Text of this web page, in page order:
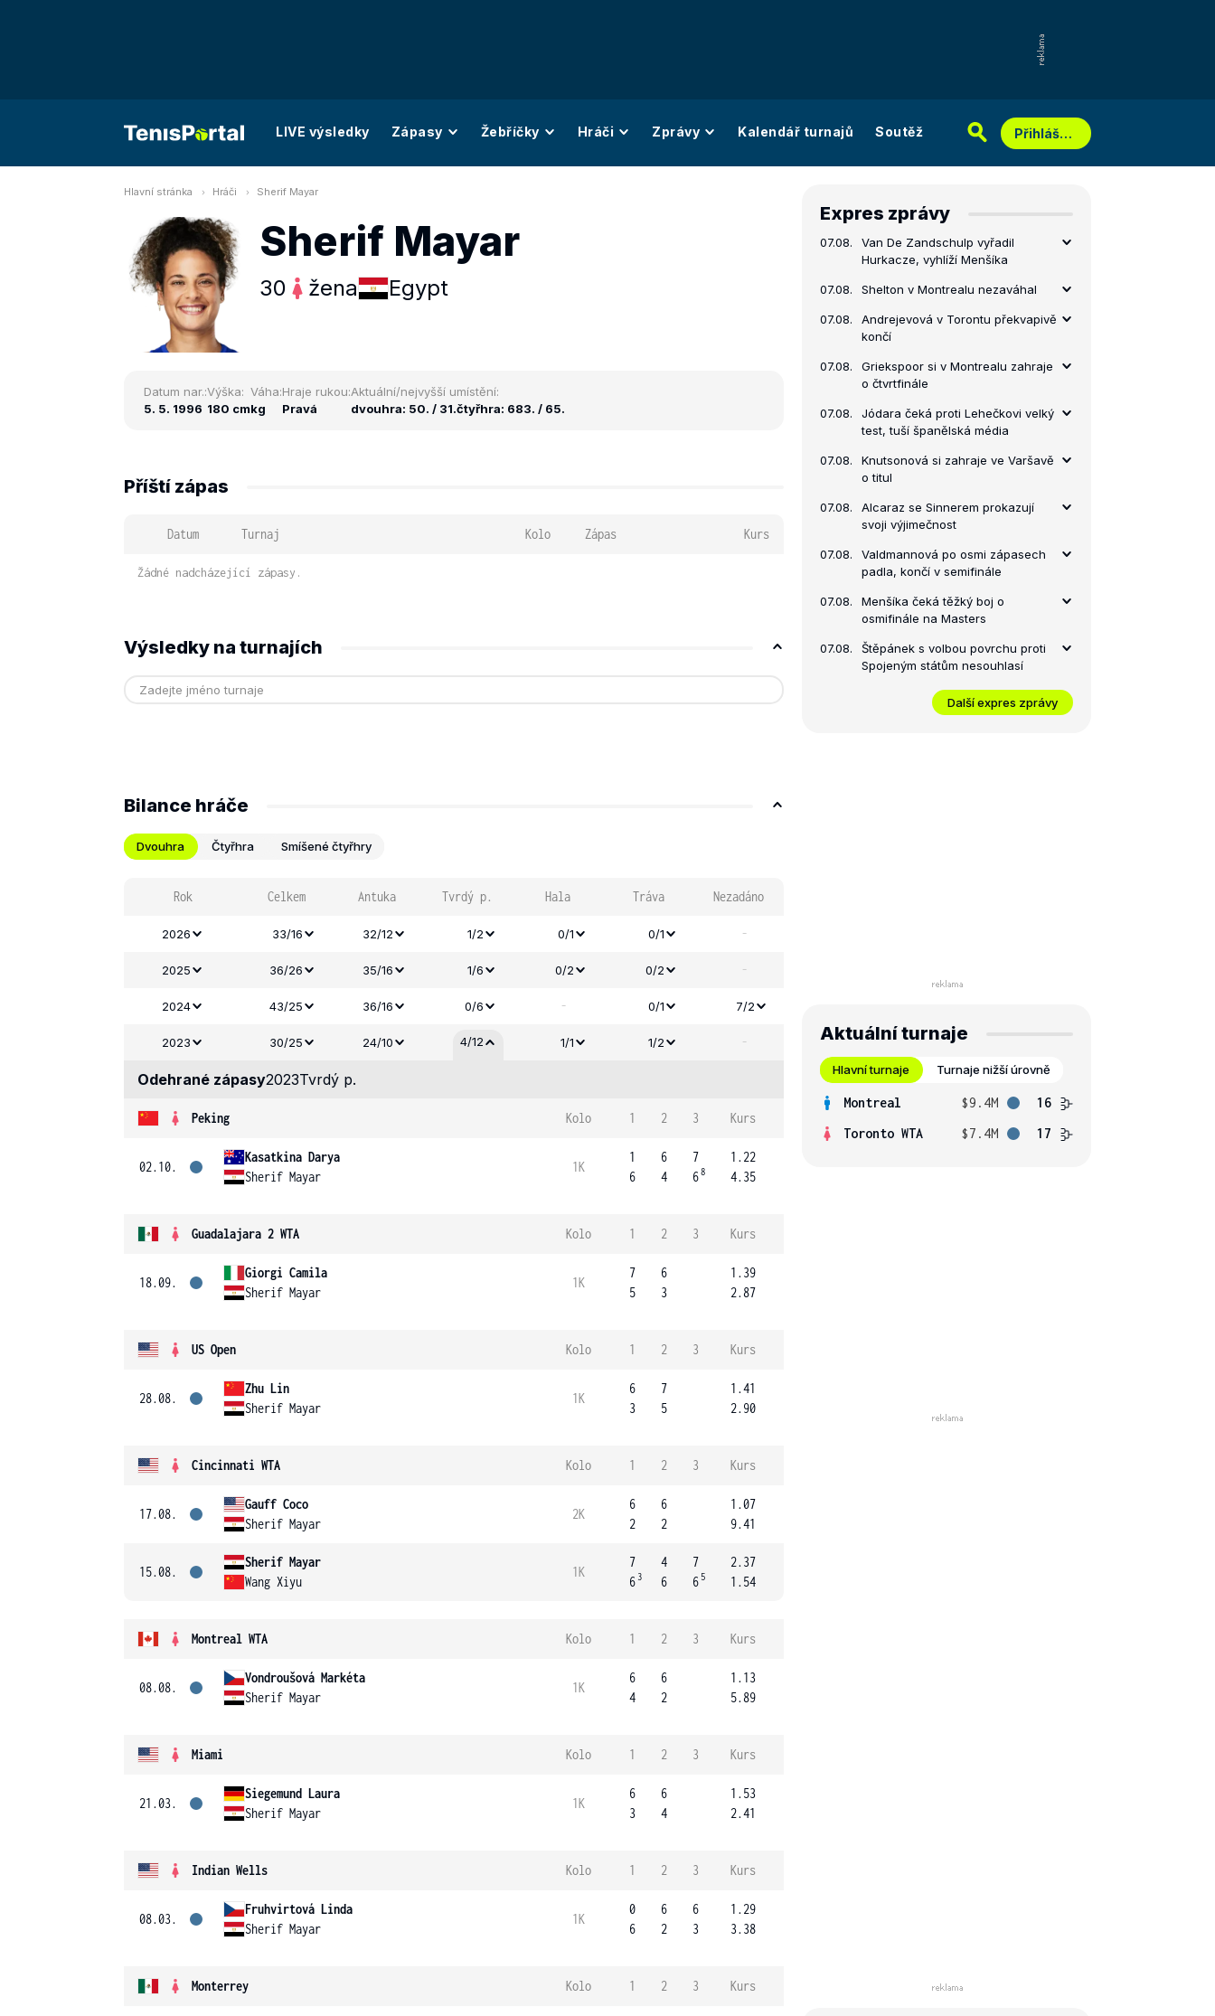
LIVE výsledky Zápasy Žebříčky Hráči Zprávy Kalendář turnajů Soutěž Přihlášení
Hlavní stránka Hráči Sherif Mayar
Sherif Mayar
30 žena Egypt
Datum nar.:
5. 5. 1996
Výška:
180 cm
Váha:
kg
Hraje rukou:
Pravá
Aktuální/nejvyšší umístění:
dvouhra: 50. / 31.čtyřhra: 683. / 65.
Příští zápas
Datum Turnaj Kolo Zápas Kurs
Žádné nadcházející zápasy.
Výsledky na turnajích
Bilance hráče
Dvouhra Čtyřhra Smíšené čtyřhry
Rok Celkem Antuka Tvrdý p. Hala Tráva Nezadáno
2026 33/16 32/12 1/2 0/1 0/1 -
2025 36/26 35/16 1/6 0/2 0/2 -
2024 43/25 36/16 0/6 - 0/1 7/2
2023 30/25 24/10 4/12 1/1 1/2 -
Odehrané zápasy2023Tvrdý p.
Peking Kolo 1 2 3 Kurs
02.10.
Kasatkina Darya
Sherif Mayar
1K
1
6
6
4
7
68
1.22
4.35
Guadalajara 2 WTA Kolo 1 2 3 Kurs
18.09.
Giorgi Camila
Sherif Mayar
1K
7
5
6
3
1.39
2.87
US Open Kolo 1 2 3 Kurs
28.08.
Zhu Lin
Sherif Mayar
1K
6
3
7
5
1.41
2.90
Cincinnati WTA Kolo 1 2 3 Kurs
17.08.
Gauff Coco
Sherif Mayar
2K
6
2
6
2
1.07
9.41
15.08.
Sherif Mayar
Wang Xiyu
1K
7
6 3
4
6
7
6 5
2.37
1.54
Montreal WTA Kolo 1 2 3 Kurs
08.08.
Vondroušová Markéta
Sherif Mayar
1K
6
4
6
2
1.13
5.89
Miami Kolo 1 2 3 Kurs
21.03.
Siegemund Laura
Sherif Mayar
1K
6
3
6
4
1.53
2.41
Indian Wells Kolo 1 2 3 Kurs
08.03.
Fruhvirtová Linda
Sherif Mayar
1K
0
6
6
2
6
3
1.29
3.38
Monterrey Kolo 1 2 3 Kurs
Expres zprávy
07.08.
Van De Zandschulp vyřadil
Hurkacze, vyhlíží Menšíka
07.08. Shelton v Montrealu nezaváhal
07.08.
Andrejevová v Torontu překvapivě
končí
07.08.
Griekspoor si v Montrealu zahraje
o čtvrtfinále
07.08.
Jódara čeká proti Lehečkovi velký
test, tuší španělská média
07.08.
Knutsonová si zahraje ve Varšavě
o titul
07.08.
Alcaraz se Sinnerem prokazují
svoji výjimečnost
07.08.
Valdmannová po osmi zápasech
padla, končí v semifinále
07.08.
Menšíka čeká těžký boj o
osmifinále na Masters
07.08.
Štěpánek s volbou povrchu proti
Spojeným státům nesouhlasí
Další expres zprávy
Aktuální turnaje
Hlavní turnaje Turnaje nižší úrovně
Montreal $9.4M
16
Toronto WTA
$7.4M 17